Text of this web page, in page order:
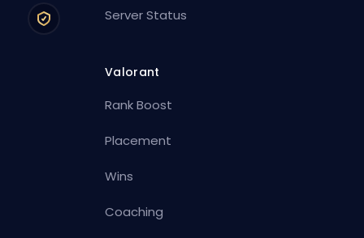
Server Status
Valorant
Rank Boost
Placement
Wins
Coaching